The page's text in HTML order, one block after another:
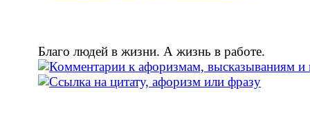
Благо людей в жизни. А жизнь в работе.